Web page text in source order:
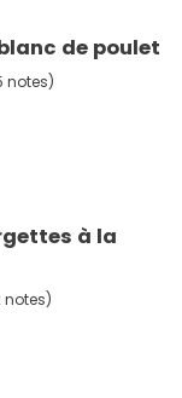
de poulet
notes)
à la
notes)